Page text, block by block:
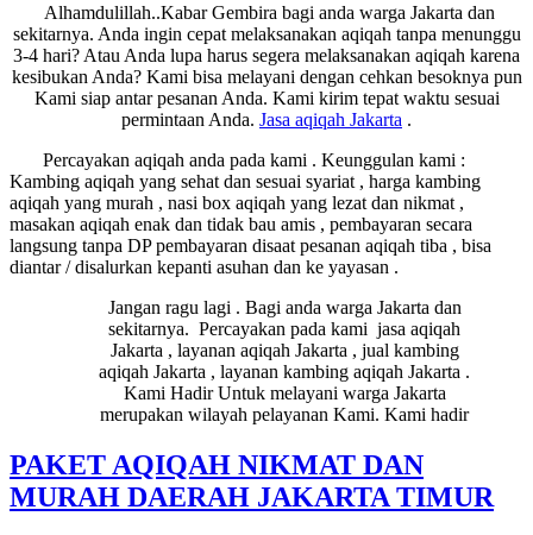
Alhamdulillah..Kabar Gembira bagi anda warga Jakarta dan
sekitarnya. Anda ingin cepat melaksanakan aqiqah tanpa menunggu
3-4 hari? Atau Anda lupa harus segera melaksanakan aqiqah karena
kesibukan Anda? Kami bisa melayani dengan cehkan besoknya pun
Kami siap antar pesanan Anda. Kami kirim tepat waktu sesuai
permintaan Anda. Jasa aqiqah Jakarta .
Percayakan aqiqah anda pada kami . Keunggulan kami :
Kambing aqiqah yang sehat dan sesuai syariat , harga kambing
aqiqah yang murah , nasi box aqiqah yang lezat dan nikmat ,
masakan aqiqah enak dan tidak bau amis , pembayaran secara
langsung tanpa DP pembayaran disaat pesanan aqiqah tiba , bisa
diantar / disalurkan kepanti asuhan dan ke yayasan .
Jangan ragu lagi . Bagi anda warga Jakarta dan
sekitarnya. Percayakan pada kami jasa aqiqah
Jakarta , layanan aqiqah Jakarta , jual kambing
aqiqah Jakarta , layanan kambing aqiqah Jakarta .
Kami Hadir Untuk melayani warga Jakarta
merupakan wilayah pelayanan Kami. Kami hadir
PAKET AQIQAH NIKMAT DAN
MURAH DAERAH JAKARTA TIMUR